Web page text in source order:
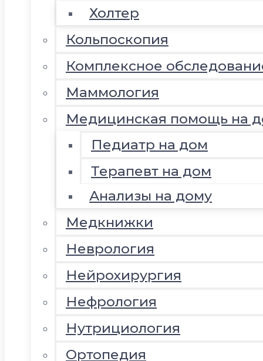
Холтер
Кольпоскопия
Комплексное
Маммология
Медицинская помощь на
Педиатр на дом
Терапевт на дом
Анализы на дому
Медкнижки
Неврология
Нейрохирургия
Нефрология
Нутрициология
Ортопедия